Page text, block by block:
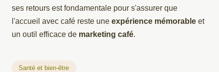
ses retours est fondamentale pour s'assurer que
l'accueil avec café reste une expérience mémorable et
un outil efficace de marketing café.
Santé et bien-être